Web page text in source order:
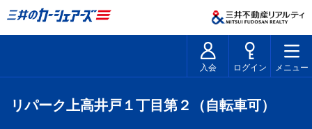
入会 ログイン メニュー
リパーク上高井戸１丁目第２（自転車可）